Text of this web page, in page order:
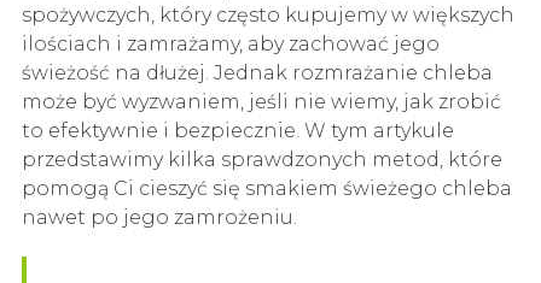
spożywczych, który często kupujemy w większych
ilościach i zamrażamy, aby zachować jego
świeżość na dłużej. Jednak rozmrażanie chleba
może być wyzwaniem, jeśli nie wiemy, jak zrobić
to efektywnie i bezpiecznie. W tym artykule
przedstawimy kilka sprawdzonych metod, które
pomogą Ci cieszyć się smakiem świeżego chleba
nawet po jego zamrożeniu.